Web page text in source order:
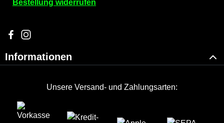
Bestellung widerrufen
Besuche uns auf Facebook – öffnet in neuem Tab (externer
Schau auf Instagram vorbei – öffnet in neuem Tab
Informationen
Unsere Versand- und Zahlungsarten: